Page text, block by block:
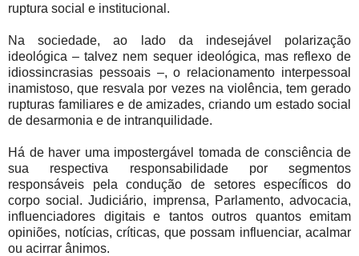
ruptura social e institucional.
Na sociedade, ao lado da indesejável polarização
ideológica – talvez nem sequer ideológica, mas reflexo de
idiossincrasias pessoais –, o relacionamento interpessoal
inamistoso, que resvala por vezes na violência, tem gerado
rupturas familiares e de amizades, criando um estado social
de desarmonia e de intranquilidade.
Há de haver uma impostergável tomada de consciência de
sua respectiva responsabilidade por segmentos
responsáveis pela condução de setores específicos do
corpo social. Judiciário, imprensa, Parlamento, advocacia,
influenciadores digitais e tantos outros quantos emitam
opiniões, notícias, críticas, que possam influenciar, acalmar
ou acirrar ânimos.